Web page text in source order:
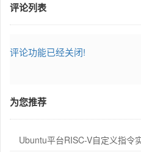
评论列表
评论功能已经关闭!
为您推荐
Ubuntu平台RISC-V自定义指令